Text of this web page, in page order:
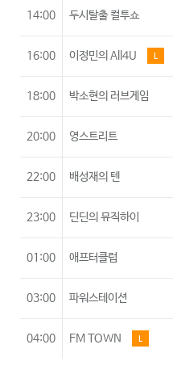
14:00 두시탈출 컬투쇼
16:00 이정민의 All4U L
18:00 박소현의 러브게임
20:00 영스트리트
22:00 배성재의 텐
23:00 딘딘의 뮤직하이
01:00 애프터클럽
03:00 파워스테이션
04:00 FM TOWN L